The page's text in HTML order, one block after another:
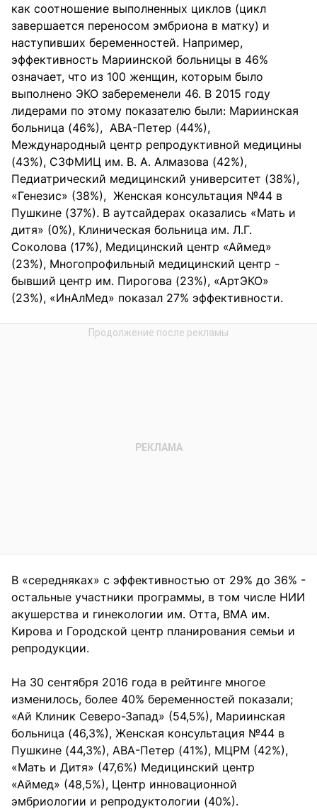
как соотношение выполненных циклов (цикл
завершается переносом эмбриона в матку) и
наступивших беременностей. Например,
эффективность Мариинской больницы в 46%
означает, что из 100 женщин, которым было
выполнено ЭКО забеременели 46. В 2015 году
лидерами по этому показателю были: Мариинская
больница (46%), АВА-Петер (44%),
Международный центр репродуктивной медицины
(43%), СЗФМИЦ им. В. А. Алмазова (42%),
Педиатрический медицинский университет (38%),
«Генезис» (38%), Женская консультация №44 в
Пушкине (37%). В аутсайдерах оказались «Мать и
дитя» (0%), Клиническая больница им. Л.Г.
Соколова (17%), Медицинский центр «Аймед»
(23%), Многопрофильный медицинский центр -
бывший центр им. Пирогова (23%), «АртЭКО»
(23%), «ИнАлМед» показал 27% эффективности.
В «середняках» с эффективностью от 29% до 36% -
остальные участники программы, в том числе НИИ
акушерства и гинекологии им. Отта, ВМА им.
Кирова и Городской центр планирования семьи и
репродукции.
На 30 сентября 2016 года в рейтинге многое
изменилось, более 40% беременностей показали;
«Ай Клиник Северо-Запад» (54,5%), Мариинская
больница (46,3%), Женская консультация №44 в
Пушкине (44,3%), АВА-Петер (41%), МЦРМ (42%),
«Мать и Дитя» (47,6%) Медицинский центр
«Аймед» (48,5%), Центр инновационной
эмбриологии и репродуктологии (40%).